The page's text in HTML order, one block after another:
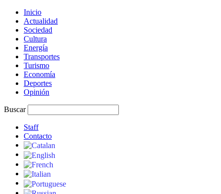
Inicio
Actualidad
Sociedad
Cultura
Energía
Transportes
Turismo
Economía
Deportes
Opinión
Buscar
Staff
Contacto